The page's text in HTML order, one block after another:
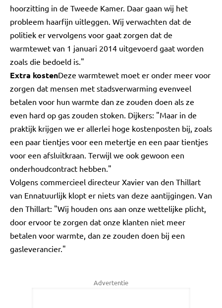
hoorzitting in de Tweede Kamer. Daar gaan wij het
probleem haarfijn uitleggen. Wij verwachten dat de
politiek er vervolgens voor gaat zorgen dat de
warmtewet van 1 januari 2014 uitgevoerd gaat worden
zoals die bedoeld is."
Extra kostenDeze warmtewet moet er onder meer voor
zorgen dat mensen met stadsverwarming evenveel
betalen voor hun warmte dan ze zouden doen als ze
even hard op gas zouden stoken. Dijkers: "Maar in de
praktijk krijgen we er allerlei hoge kostenposten bij, zoals
een paar tientjes voor een metertje en een paar tientjes
voor een afsluitkraan. Terwijl we ook gewoon een
onderhoudcontract hebben."
Volgens commercieel directeur Xavier van den Thillart
van Ennatuurlijk klopt er niets van deze aantijgingen. Van
den Thillart: "Wij houden ons aan onze wettelijke plicht,
door ervoor te zorgen dat onze klanten niet meer
betalen voor warmte, dan ze zouden doen bij een
gasleverancier."
Advertentie